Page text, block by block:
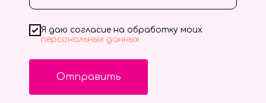
Я даю согласие на обработку моих
персональных данных
Отправить